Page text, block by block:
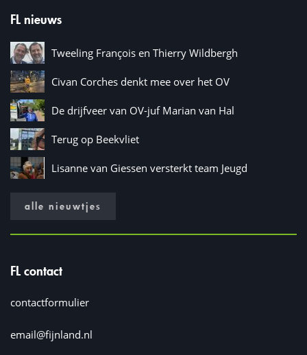
FL nieuws
Tweeling François en Thierry Wildbergh
Civan Corches denkt mee over het OV
De drijfveer van OV-juf Marian van Hal
Terug op Beekvliet
Lisanne van Giessen versterkt team Jeugd
alle nieuwtjes
FL contact
contactformulier
email@fijnland.nl